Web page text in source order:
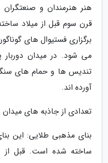
هنر هنرمندان و
قرن سوم قبل از میلاد
برگزاری فستیوال های
می شود. در میدان دوربار
تندیس ها و حمام های
آورده اند.
تعدادی از جاذبه های میدان
ساخته شده است. قبل از